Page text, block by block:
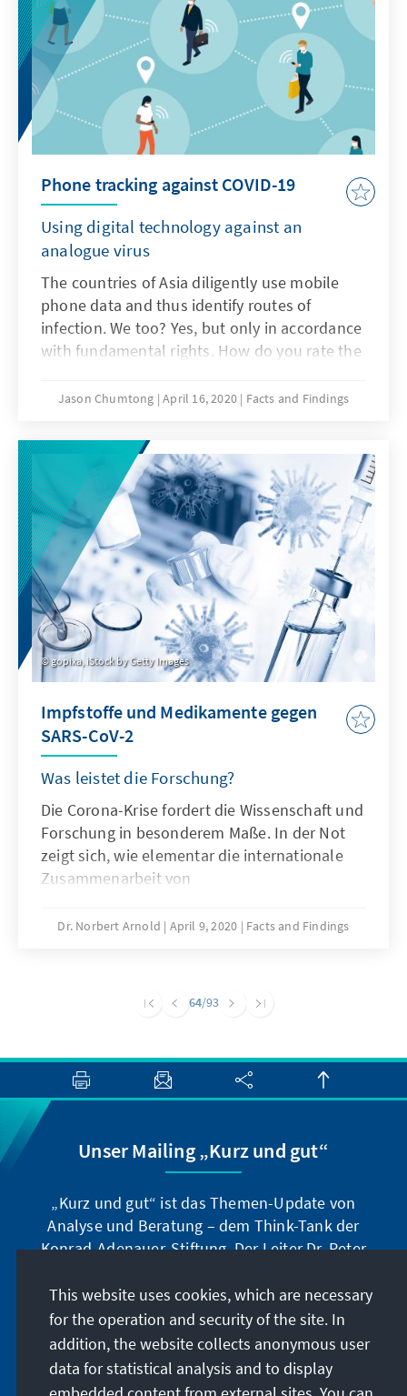
Phone tracking against COVID-19
Using digital technology against an
analogue virus
The countries of Asia diligently use mobile
phone data and thus identify routes of
infection. We too? Yes, but only in accordance
with fundamental rights. How do you rate the
Jason Chumtong April 16, 2020 Facts and Findings
gopixa, iStock by Getty Images
Impfstoffe und Medikamente gegen
SARS-CoV-2
Was leistet die Forschung?
Die Corona-Krise fordert die Wissenschaft und
Forschung in besonderem Maße. In der Not
zeigt sich, wie elementar die internationale
Zusammenarbeit von
ist. Unser Analysen & Argumente informiert
Wissenschaftspolitik und das
besser gemacht werden kann.
Dr. Norbert Arnold April 9, 2020 Facts and Findings
64/93
Unser Mailing „Kurz und gut“
„Kurz und gut“ ist das Themen-Update von
Analyse und Beratung – dem Think-Tank der
Konrad-Adenauer-Stiftung. Der Leiter Dr. Peter
Abständen in aller Kürze über Themen, die wir
für unsere nahe Zukunft für wichtig halten.
Jetzt abonnieren
This website uses cookies, which are necessary
for the operation and security of the site. In
addition, the website collects anonymous user
data for statistical analysis and to display